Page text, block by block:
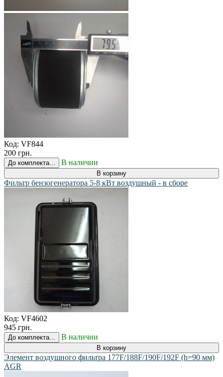
Код: VF844
200 грн.
До комплекта... В наличии
В корзину
Фильтр бензогенератора 5-8 кВт воздушный - в сборе
Код: VF4602
945 грн.
До комплекта... В наличии
В корзину
Элемент воздушного фильтра 177F/188F/190F/192F (h=90 мм)
AGR